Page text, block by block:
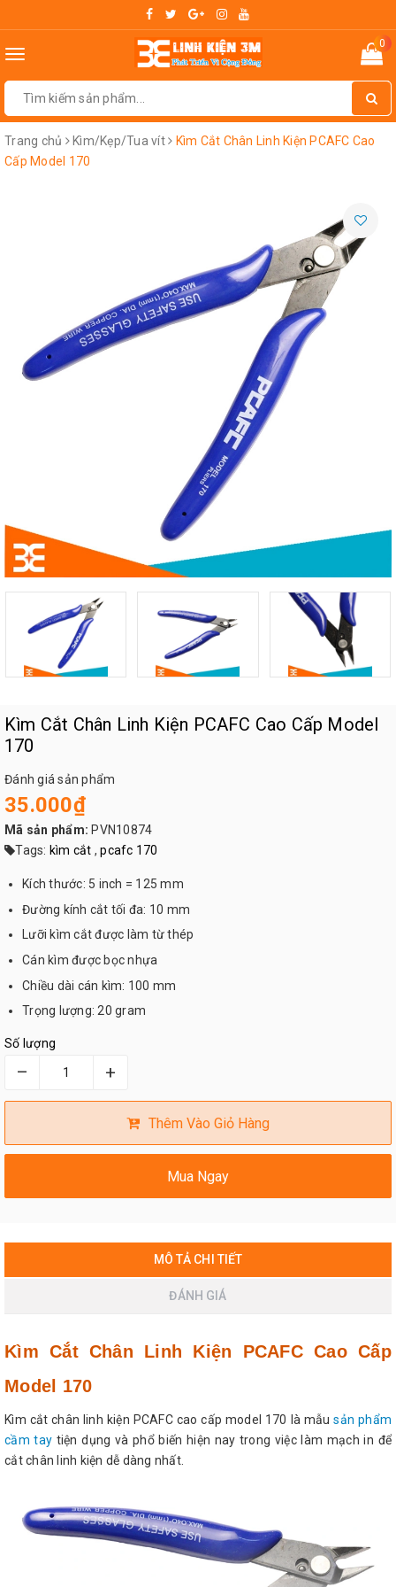
Toggle
0
Trang chủ Kìm/Kẹp/Tua vít
Kìm Cắt Chân Linh Kiện PCAFC Cao
Cấp Model 170
Kìm Cắt Chân Linh Kiện PCAFC Cao Cấp Model
170
Đánh giá sản phẩm
35.000₫
Mã sản phẩm: PVN10874
Tags: kìm cắt ,pcafc 170
Kích thước: 5 inch = 125 mm
Đường kính cắt tối đa: 10 mm
Lưỡi kìm cắt được làm từ thép
Cán kìm được bọc nhựa
Chiều dài cán kìm: 100 mm
Trọng lượng: 20 gram
Số lượng
– +
Thêm Vào Giỏ Hàng
Mua Ngay
MÔ TẢ CHI TIẾT
ĐÁNH GIÁ
Kìm Cắt Chân Linh Kiện PCAFC Cao Cấp
Model 170
Kìm cắt chân linh kiện PCAFC cao cấp model 170 là mẫusản phẩm
cầm tay tiện dụng và phổ biến hiện nay trong việc làm mạch in để
cắt chân linh kiện dễ dàng nhất.